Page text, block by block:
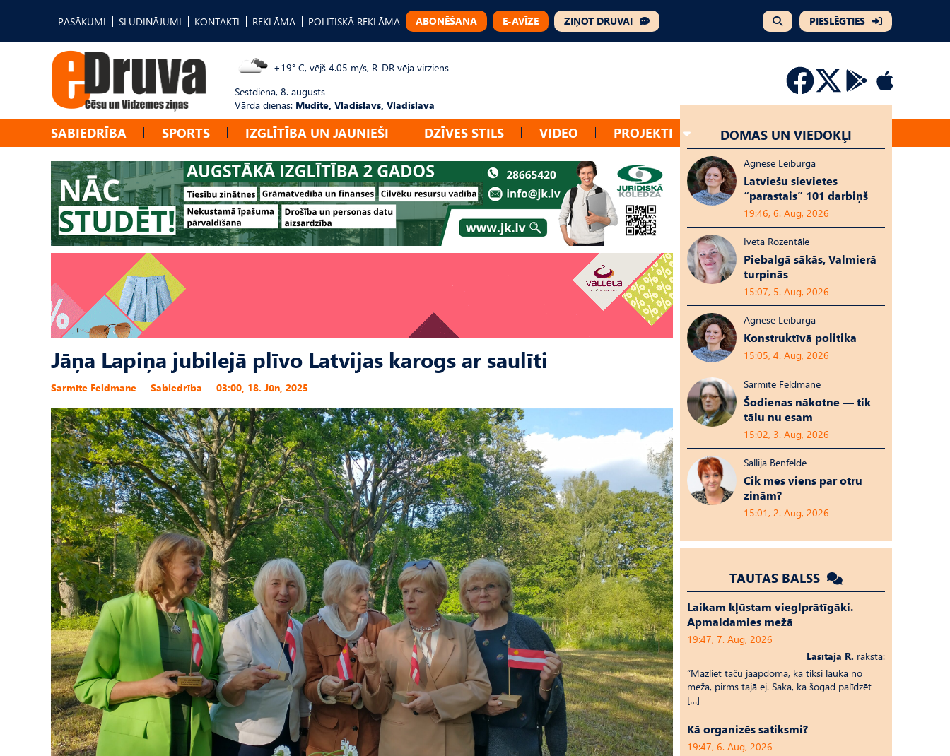
PASĀKUMI SLUDINĀJUMI KONTAKTI REKLĀMA POLITISKĀ REKLĀMA ABONĒŠANA E-AVĪZE ZIŅOT DRUVAI PIESLĒGTIES
+19° C, vējš 4.05 m/s, R-DR vēja virziens
Sestdiena, 8. augusts
Vārda dienas: Mudīte, Vladislavs, Vladislava
SABIEDRĪBA SPORTS IZGLĪTĪBA UN JAUNIEŠI DZĪVES STILS VIDEO PROJEKTI
Jāņa Lapiņa jubilejā plīvo Latvijas karogs ar saulīti
Sarmīte Feldmane Sabiedrība 03:00, 18. Jūn, 2025
DOMAS UN VIEDOKĻI
Agnese Leiburga
Latviešu sievietes
“parastais” 101 darbiņš
19:46, 6. Aug, 2026
Iveta Rozentāle
Piebalgā sākās, Valmierā
turpinās
15:07, 5. Aug, 2026
Agnese Leiburga
Konstruktīvā politika
15:05, 4. Aug, 2026
Sarmīte Feldmane
Šodienas nākotne — tik
tālu nu esam
15:02, 3. Aug, 2026
Sallija Benfelde
Cik mēs viens par otru
zinām?
15:01, 2. Aug, 2026
TAUTAS BALSS
Laikam kļūstam vieglprātīgāki.
Apmaldamies mežā
19:47, 7. Aug, 2026
Lasītāja R. raksta:
“Mazliet taču jāapdomā, kā tiksi laukā no
meža, pirms tajā ej. Saka, ka šogad palīdzēt
[…]
Kā organizēs satiksmi?
19:47, 6. Aug, 2026